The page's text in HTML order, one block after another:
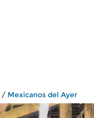
/ Mexicanos del Ayer